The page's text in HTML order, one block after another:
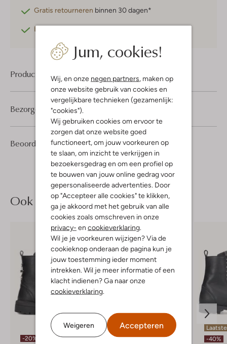
Jum, cookies!
Wij, en onze negen partners, maken op
onze website gebruik van cookies en
vergelijkbare technieken (gezamenlijk:
"cookies").
Wij gebruiken cookies om ervoor te
zorgen dat onze website goed
functioneert, om jouw voorkeuren op
te slaan, om inzicht te verkrijgen in
bezoekersgedrag en om een profiel op
te bouwen van jouw online gedrag voor
gepersonaliseerde advertenties. Door
op "Accepteer alle cookies" te klikken,
ga je akkoord met het gebruik van alle
cookies zoals omschreven in onze
privacy- en cookieverklaring.
Wil je je voorkeuren wijzigen? Via de
cookieknop onderaan de pagina kun je
jouw toestemming ieder moment
intrekken. Wil je meer informatie of een
klacht indienen? Ga naar onze
cookieverklaring.
Weigeren Accepteren
Gratis retourneren binnen 30 dagen*
Betaal achteraf
Product informatie
Beoordelingen (1) 5/5
1
5
Sterren
Bezorgen & retourneren
Ook iets voor jou?
-20% -20%
-40%